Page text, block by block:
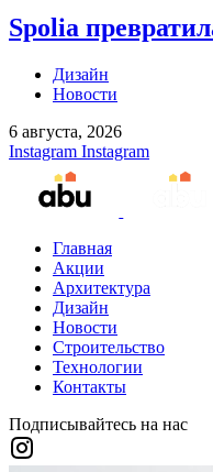
Spolia
Дизайн
Новости
6 августа, 2026
Instagram Instagram
Главная
Акции
Архитектура
Дизайн
Новости
Строительство
Технологии
Контакты
Подписывайтесь на нас